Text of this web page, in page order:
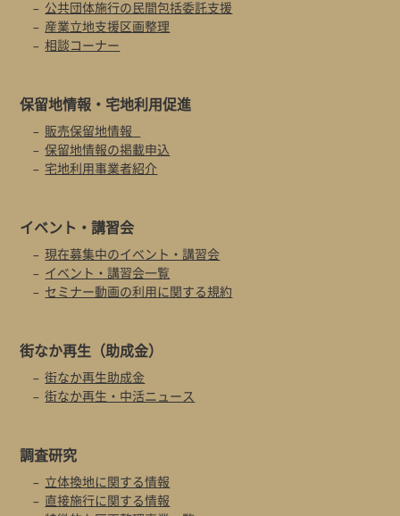
公共団体施行の民間包括委託支援
産業立地支援区画整理
相談コーナー
保留地情報・ 宅地利用促進
販売保留地情報
保留地情報の掲載申込
宅地利用事業者紹介
イベント・講習会
現在募集中のイベント・講習会
イベント・講習会一覧
セミナー動画の利用に関する規約
街なか再生 （助成金）
街なか再生助成金
街なか再生・中活ニュース
調査研究
立体換地に関する情報
直接施行に関する情報